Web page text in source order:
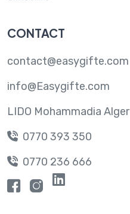
CONTACT
contact@easygifte.com
info@Easygifte.com
LIDO Mohammadia Alger
0770 393 350
0770 236 666